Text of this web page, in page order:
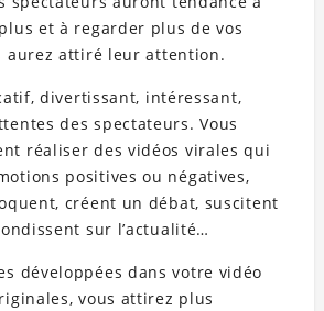
et à regarder plus de vos
aurez attiré leur attention.
divertissant, intéressant,
des spectateurs. Vous
réaliser des vidéos virales qui
positives ou négatives,
créent un débat, suscitent
sur l’actualité…
développées dans votre vidéo
vous attirez plus